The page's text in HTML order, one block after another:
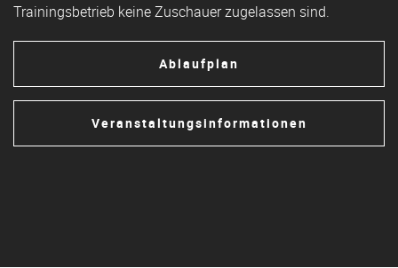
Trainingsbetrieb keine Zuschauer zugelassen sind.
Ablaufplan
Veranstaltungsinformationen